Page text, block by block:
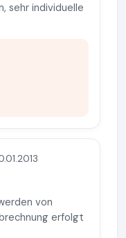
sehr individuelle
von
erfolgt